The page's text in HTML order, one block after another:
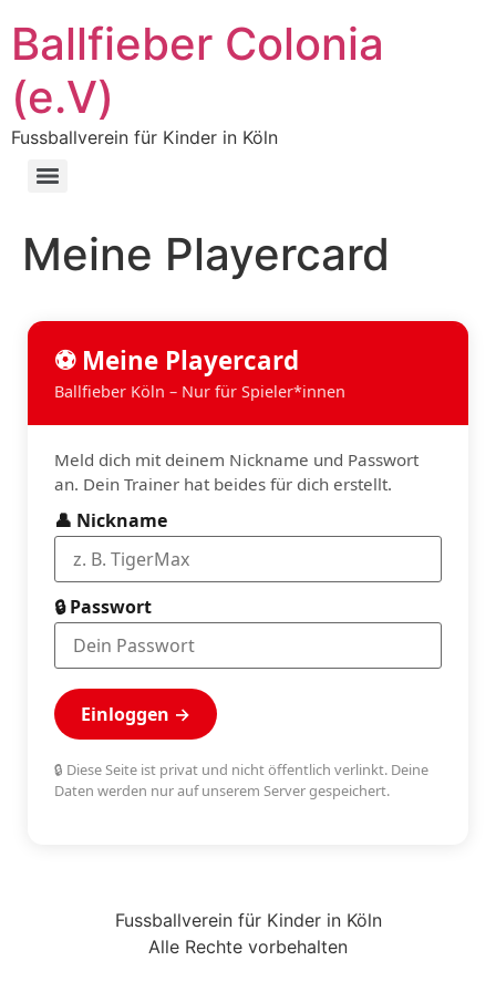
Ballfieber Colonia
(e.V)
Fussballverein für Kinder in Köln
Meine Playercard
⚽ Meine Playercard
Ballfieber Köln – Nur für Spieler*innen
Meld dich mit deinem Nickname und Passwort
an. Dein Trainer hat beides für dich erstellt.
👤 Nickname
🔒 Passwort
Einloggen →
🔒 Diese Seite ist privat und nicht öffentlich verlinkt. Deine
Daten werden nur auf unserem Server gespeichert.
Fussballverein für Kinder in Köln
Alle Rechte vorbehalten